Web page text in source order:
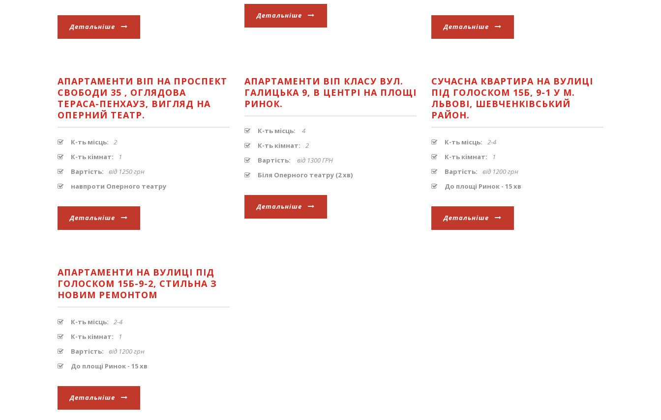
Детальніше
Детальніше
Детальніше
АПАРТАМЕНТИ ВІП НА ПРОСПЕКТ
СВОБОДИ 35 , ОГЛЯДОВА
ТЕРАСА-ПЕНХАУЗ, ВИГЛЯД НА
ОПЕРНИЙ ТЕАТР.
К-ть місць:
2
К-ть кімнат:
1
Вартість:
від 1250 грн
навпроти Оперного театру
Детальніше
АПАРТАМЕНТИ ВІП КЛАСУ ВУЛ.
ГАЛИЦЬКА 9, В ЦЕНТРІ НА ПЛОЩІ
РИНОК.
К-ть місць:
4
К-ть кімнат:
2
Вартість:
від 1300 ГРН
Біля Оперного театру (2 хв)
Детальніше
СУЧАСНА КВАРТИРА НА ВУЛИЦІ
ПІД ГОЛОСКОМ 15Б, 9-1 У М.
ЛЬВОВІ, ШЕВЧЕНКІВСЬКИЙ
РАЙОН.
К-ть місць:
2-4
К-ть кімнат:
1
Вартість:
від 1200 грн
До площі Ринок - 15 хв
Детальніше
АПАРТАМЕНТИ НА ВУЛИЦІ ПІД
ГОЛОСКОМ 15Б-9-2, СТИЛЬНА З
НОВИМ РЕМОНТОМ
К-ть місць:
2-4
К-ть кімнат:
1
Вартість:
від 1200 грн
До площі Ринок - 15 хв
Детальніше